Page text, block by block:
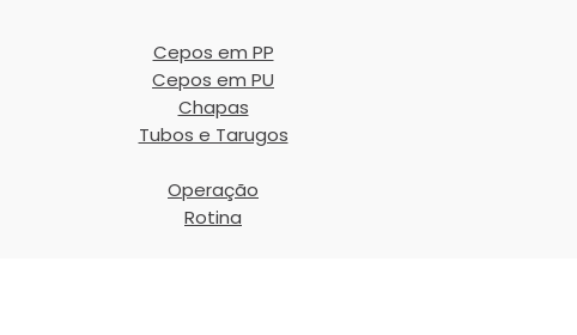
Cepos em PP
Cepos em PU
Chapas
Tubos e Tarugos
Operação
Rotina